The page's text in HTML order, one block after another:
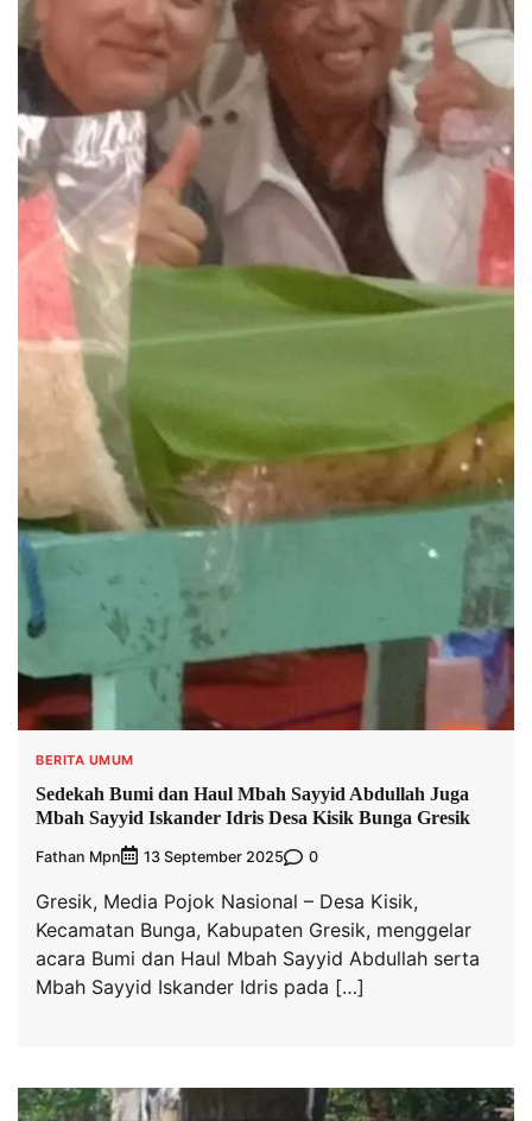
BERITA UMUM
Sedekah Bumi dan Haul Mbah Sayyid Abdullah Juga
Mbah Sayyid Iskander Idris Desa Kisik Bunga Gresik
Fathan Mpn 13 September 2025 0
Gresik, Media Pojok Nasional – Desa Kisik,
Kecamatan Bunga, Kabupaten Gresik, menggelar
acara Bumi dan Haul Mbah Sayyid Abdullah serta
Mbah Sayyid Iskander Idris pada […]